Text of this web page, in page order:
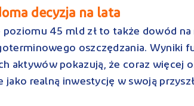
decyzja na lata
poziomu 45 mld zł to także dowód na
oszczędzania. Wyniki
aktywów pokazują, że coraz więcej
jako realną inwestycję w swoją